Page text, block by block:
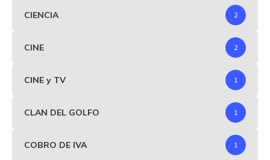
CIENCIA 2
CINE 2
CINE y TV 1
CLAN DEL GOLFO 1
COBRO DE IVA 1